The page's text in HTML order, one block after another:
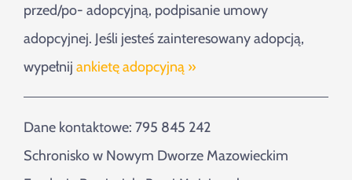
przed/po- adopcyjną, podpisanie umowy
adopcyjnej. Jeśli jesteś zainteresowany adopcją,
wypełnij ankietę adopcyjną »
Dane kontaktowe: 795 845 242
Schronisko w Nowym Dworze Mazowieckim